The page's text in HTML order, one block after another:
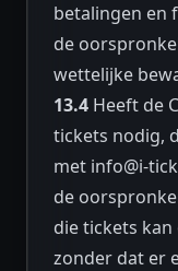
betalingen en
de
wettelijke
13.4 Heeft de
tickets nodig,
met info@i-
de
die tickets
zonder dat er